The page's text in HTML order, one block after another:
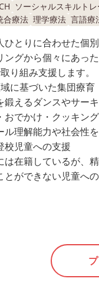
ソーシャルスキルト
合療法 理学療法 言語療
とりに合わせた個
ングから個々にあっ
り組み支援します。
に基づいた集団療育
鍛えるダンスやサー
おでかけ・クッキン
ル理解能力や社会性
児童への支援
は在籍しているが、
とができない児童への